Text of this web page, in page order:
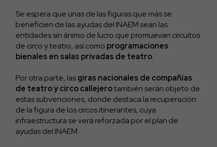
Se espera que unas de las figuras que más se
beneficien de las ayudas del INAEM sean las
entidades sin ánimo de lucro que promuevan circuitos
de circo y teatro, así como programaciones
bienales en salas privadas de teatro.
Por otra parte, lasgiras nacionales de compañías
de teatro y circo callejerotambién serán objeto de
estas subvenciones, donde destaca la recuperación
de la figura de los circos itinerantes, cuya
infraestructura se verá reforzada por el plan de
ayudas del INAEM.